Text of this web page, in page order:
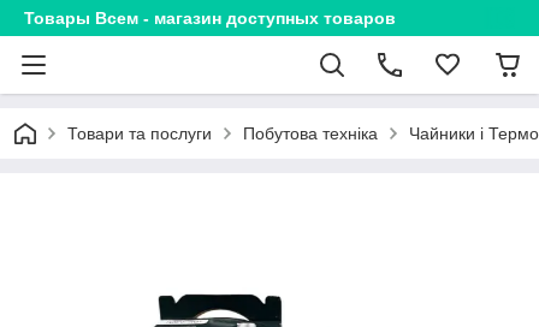
Товары Всем - магазин доступных товаров
Товари та послуги Побутова техніка Чайники і